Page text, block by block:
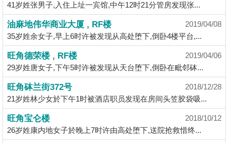
地
产
博
客
地
产
新
闻
数
41岁姓张男子,入住上址一宾馆,中午12时21分管房发现张...
油麻地伟华商业大厦 , RF楼
2019/04/08
35岁姓余女子,早上6时许被发现从高处堕下,倒卧4楼平台,...
旺角德荣楼 , RF楼
2019/04/06
29岁姓唐女子,下午5时许被发现从天台堕下,倒卧在毗邻砵...
旺角砵兰街372号
2018/12/28
21岁姓林少女於下午1时被酒店职员发现在房间头笠胶袋吸...
旺角宝仑楼
2018/10/12
26岁姓康内地女子於晚上7时许由高处堕下,送院抢救惜终...